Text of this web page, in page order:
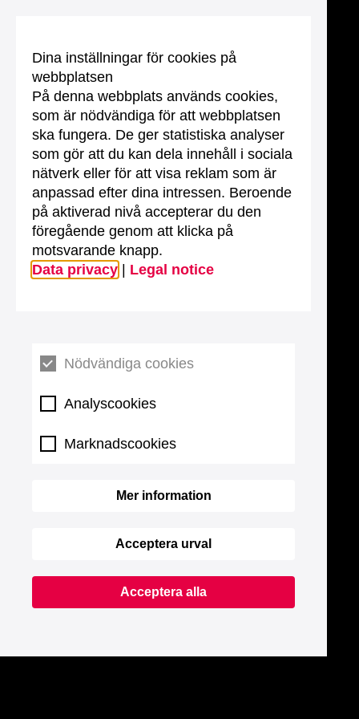
Dina inställningar för cookies på
webbplatsen
På denna webbplats används cookies,
som är nödvändiga för att webbplatsen
ska fungera. De ger statistiska analyser
som gör att du kan dela innehåll i sociala
nätverk eller för att visa reklam som är
anpassad efter dina intressen. Beroende
på aktiverad nivå accepterar du den
föregående genom att klicka på
motsvarande knapp.
Data privacy
Legal notice
Nödvändiga cookies
Analyscookies
Marknadscookies
Mer information
Acceptera urval
Acceptera alla